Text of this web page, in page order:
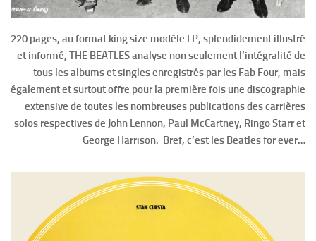
220 pages, au format king size modèle LP, splendidement illustré
et informé, THE BEATLES analyse non seulement l’intégralité de
tous les albums et singles enregistrés par les Fab Four, mais
également et surtout offre pour la première fois une discographie
extensive de toutes les nombreuses publications des carrières
solos respectives de John Lennon, Paul McCartney, Ringo Starr et
George Harrison. Bref, c’est les Beatles for ever…